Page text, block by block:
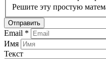
Решите эту простую
Email *
Имя
Текст